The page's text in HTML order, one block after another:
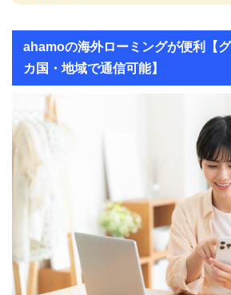
ahamoの海外ローミングが便利【
カ国・地域で通信可能】